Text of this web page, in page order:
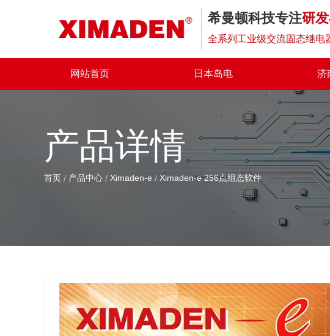
希曼顿科技专注研发
全系列工业级交流固态继电
网站首页 日本岛电 济
产品详情
首页 / 产品中心 / Ximaden-e / Ximaden-e 256点组态软件